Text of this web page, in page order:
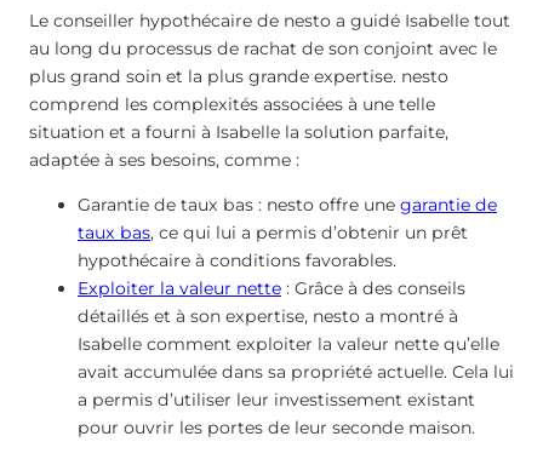
Le conseiller hypothécaire de nesto a guidé Isabelle tout
au long du processus de rachat de son conjoint avec le
plus grand soin et la plus grande expertise. nesto
comprend les complexités associées à une telle
situation et a fourni à Isabelle la solution parfaite,
adaptée à ses besoins, comme :
Garantie de taux bas : nesto offre une garantie de
taux bas, ce qui lui a permis d’obtenir un prêt
hypothécaire à conditions favorables.
Exploiter la valeur nette : Grâce à des conseils
détaillés et à son expertise, nesto a montré à
Isabelle comment exploiter la valeur nette qu’elle
avait accumulée dans sa propriété actuelle. Cela lui
a permis d’utiliser leur investissement existant
pour ouvrir les portes de leur seconde maison.